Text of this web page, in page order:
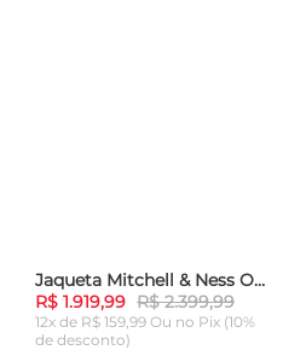
-20%Jaqueta Mitchell & Ness Oversized Varsity Full-Snap Chicago Bulls Preta
R$ 1.919,99 R$ 2.399,99
12x de R$ 159,99 Ou no Pix (10%
de desconto)